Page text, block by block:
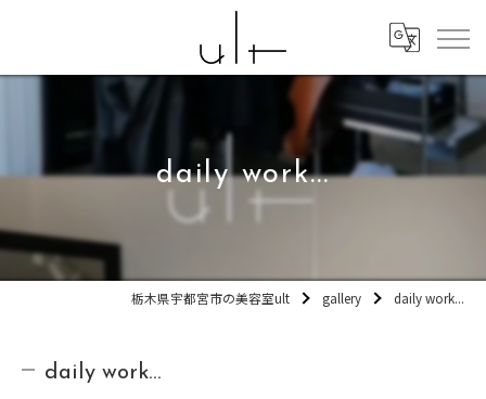
daily work...
栃木県宇都宮市の美容室ult gallery daily work...
daily work...